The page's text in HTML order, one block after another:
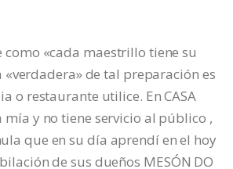
como «cada maestrillo tiene su
de tal preparación es
o restaurante utilice. En CASA
mía y no tiene servicio al público ,
que en su día aprendí en el hoy
de sus dueños MESÓN DO